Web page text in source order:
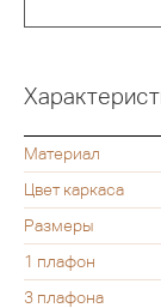
Материал
Цвет каркаса
Размеры
1 плафон
3 плафона